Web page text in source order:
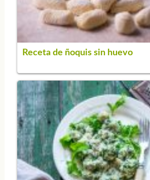
Receta de ñoquis sin huevo